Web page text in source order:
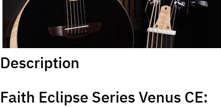
Description
Faith Eclipse Series Venus CE: